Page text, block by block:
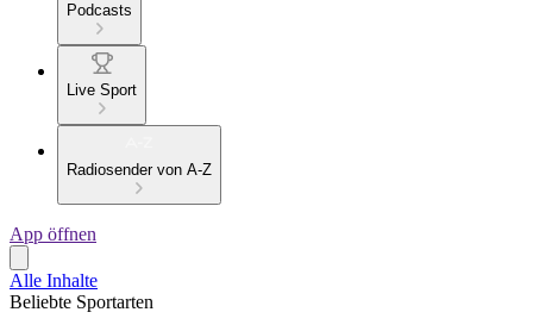
Podcasts
Live Sport
Radiosender von A-Z
App öffnen
Alle Inhalte
Beliebte Sportarten